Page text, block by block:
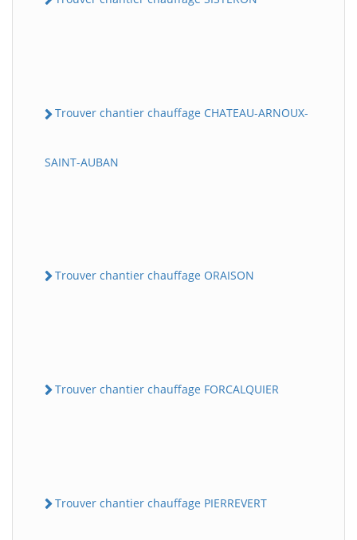
Trouver chantier chauffage CHATEAU-ARNOUX-
SAINT-AUBAN
Trouver chantier chauffage ORAISON
Trouver chantier chauffage FORCALQUIER
Trouver chantier chauffage PIERREVERT